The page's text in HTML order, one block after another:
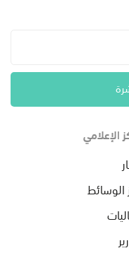
الإعلامي
الوسائط